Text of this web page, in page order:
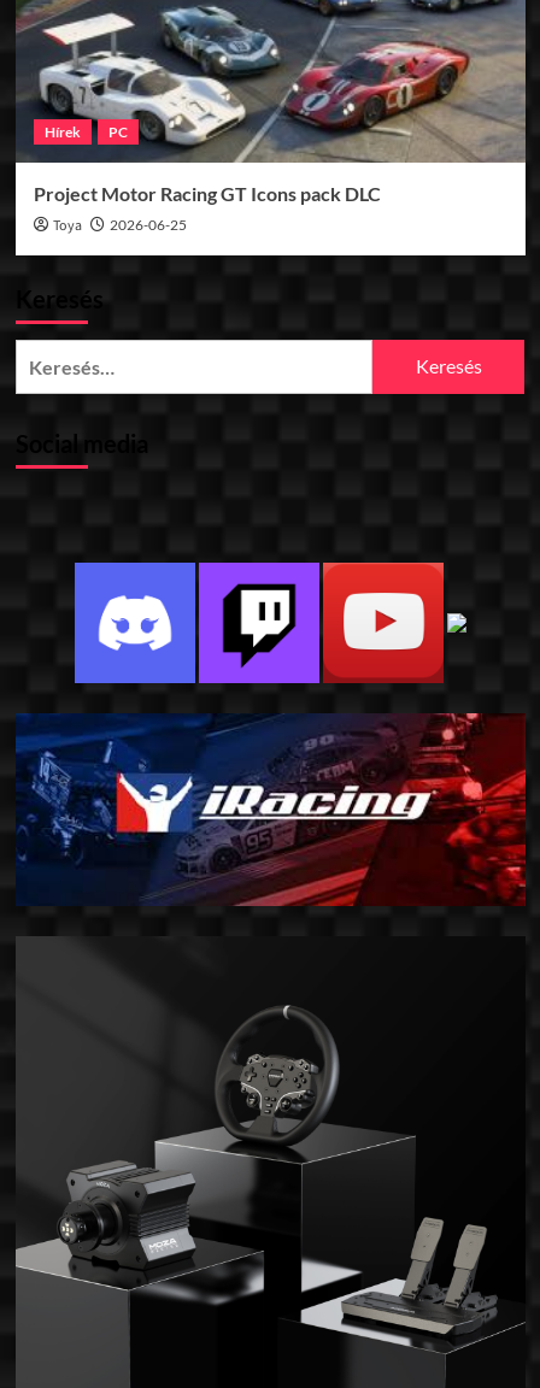
Hírek PC
Project Motor Racing GT Icons pack DLC
Toya 2026-06-25
Keresés
Social media